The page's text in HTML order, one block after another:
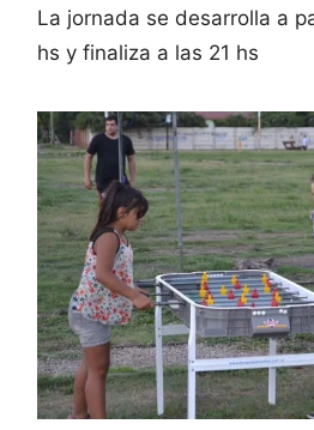
La jornada se desarrolla a
hs y finaliza a las 21 hs